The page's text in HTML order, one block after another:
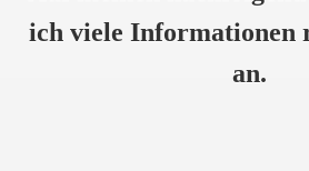
ich viele Informationen
an.